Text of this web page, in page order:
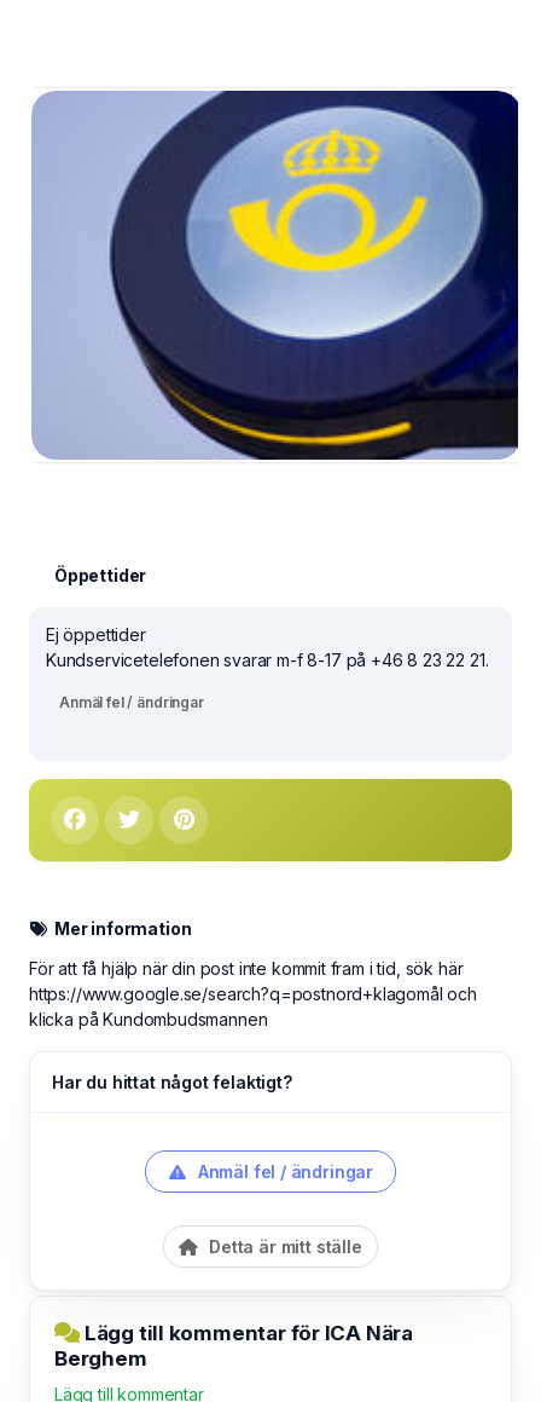
Öppettider
Ej öppettider
Kundservicetelefonen svarar m-f 8-17 på +46 8 23 22 21.
Anmäl fel / ändringar
Mer information
För att få hjälp när din post inte kommit fram i tid, sök här
https://www.google.se/search?q=postnord+klagomål och
klicka på Kundombudsmannen
Har du hittat något felaktigt?
Anmäl fel / ändringar
Detta är mitt ställe
Lägg till kommentar för ICA Nära
Berghem
Lägg till kommentar